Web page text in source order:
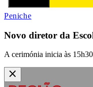
Peniche
Novo diretor da
A cerimónia inicia às